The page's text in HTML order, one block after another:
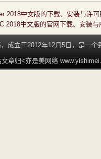
2018中文版的下载、安装与许
2018中文版的官网下载、安装
成立于2012年12月5日，是一
文章归<亦是美网络